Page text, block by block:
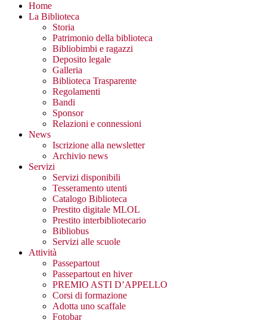
Home
La Biblioteca
Storia
Patrimonio della biblioteca
Bibliobimbi e ragazzi
Deposito legale
Galleria
Biblioteca Trasparente
Regolamenti
Bandi
Sponsor
Relazioni e connessioni
News
Iscrizione alla newsletter
Archivio news
Servizi
Servizi disponibili
Tesseramento utenti
Catalogo Biblioteca
Prestito digitale MLOL
Prestito interbibliotecario
Bibliobus
Servizi alle scuole
Attività
Passepartout
Passepartout en hiver
PREMIO ASTI D’APPELLO
Corsi di formazione
Adotta uno scaffale
Fotobar